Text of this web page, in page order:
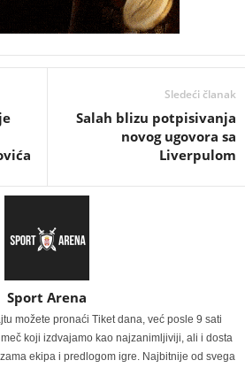
Sledeći članak
Salah blizu potpisivanja
novog ugovora sa
Liverpulom
Sport Arena
možete pronaći Tiket dana, već posle 9 sati
koji izdvajamo kao najzanimljiviji, ali i dosta
ekipa i predlogom igre. Najbitnije od svega